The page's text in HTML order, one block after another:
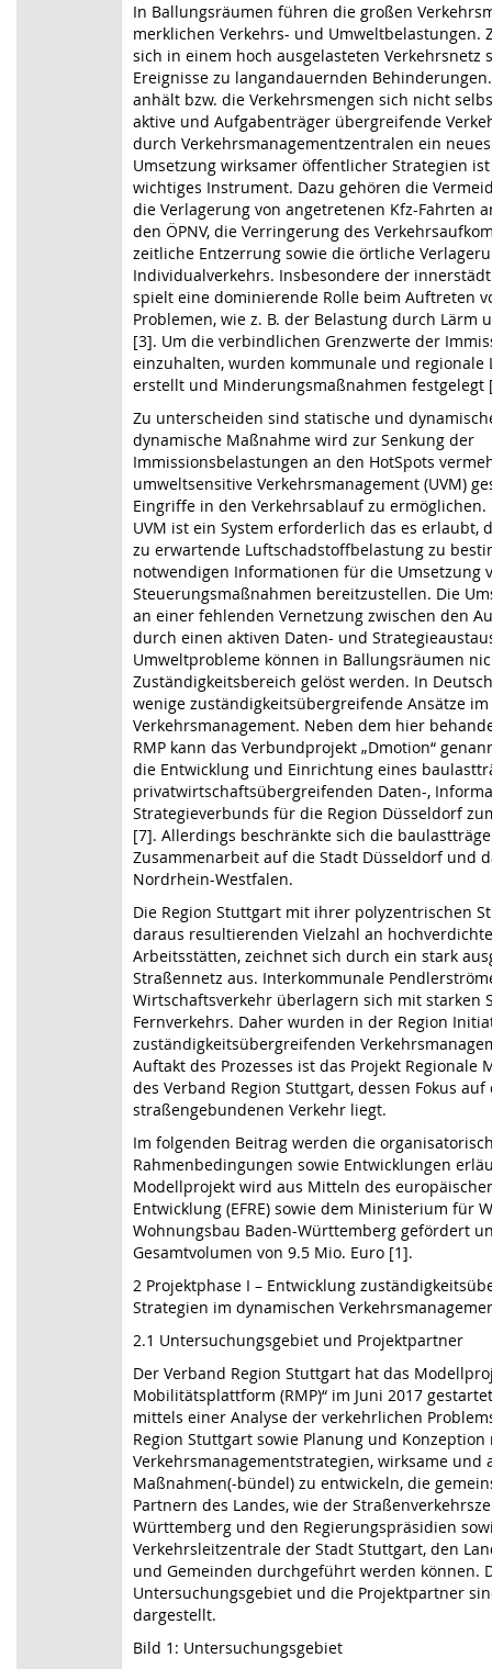
In Ballungsräumen führen die großen
merklichen Verkehrs- und Umweltbelastungen.
sich in einem hoch ausgelasteten Verkehrsnetz
Ereignisse zu langandauernden
anhält bzw. die Verkehrsmengen sich nicht
aktive und Aufgabenträger übergreifende
durch Verkehrsmanagementzentralen ein
Umsetzung wirksamer öffentlicher Strategien
wichtiges Instrument. Dazu gehören die
die Verlagerung von angetretenen Kfz-Fahrten
den ÖPNV, die Verringerung des
zeitliche Entzerrung sowie die örtliche
Individualverkehrs. Insbesondere der
spielt eine dominierende Rolle beim Auftreten
Problemen, wie z. B. der Belastung durch Lärm
[3]. Um die verbindlichen Grenzwerte der
einzuhalten, wurden kommunale und
erstellt und Minderungsmaßnahmen festgelegt
Zu unterscheiden sind statische und
dynamische Maßnahme wird zur Senkung der
Immissionsbelastungen an den HotSpots
umweltsensitive Verkehrsmanagement (UVM)
Eingriffe in den Verkehrsablauf zu ermöglichen.
UVM ist ein System erforderlich das es erlaubt,
zu erwartende Luftschadstoffbelastung zu
notwendigen Informationen für die Umsetzung
Steuerungsmaßnahmen bereitzustellen. Die
an einer fehlenden Vernetzung zwischen den
durch einen aktiven Daten- und
Umweltprobleme können in Ballungsräumen
Zuständigkeitsbereich gelöst werden. In
wenige zuständigkeitsübergreifende Ansätze
Verkehrsmanagement. Neben dem hier
RMP kann das Verbundprojekt „Dmotion“
die Entwicklung und Einrichtung eines
privatwirtschaftsübergreifenden Daten-,
Strategieverbunds für die Region Düsseldorf
[7]. Allerdings beschränkte sich die
Zusammenarbeit auf die Stadt Düsseldorf und
Nordrhein-Westfalen.
Die Region Stuttgart mit ihrer polyzentrischen
daraus resultierenden Vielzahl an
Arbeitsstätten, zeichnet sich durch ein stark
Straßennetz aus. Interkommunale
Wirtschaftsverkehr überlagern sich mit starken
Fernverkehrs. Daher wurden in der Region
zuständigkeitsübergreifenden
Auftakt des Prozesses ist das Projekt
des Verband Region Stuttgart, dessen Fokus auf
straßengebundenen Verkehr liegt.
Im folgenden Beitrag werden die
Rahmenbedingungen sowie Entwicklungen
Modellprojekt wird aus Mitteln des
Entwicklung (EFRE) sowie dem Ministerium für
Wohnungsbau Baden-Württemberg gefördert
Gesamtvolumen von 9.5 Mio. Euro [1].
2 Projektphase I – Entwicklung
Strategien im dynamischen
2.1 Untersuchungsgebiet und Projektpartner
Der Verband Region Stuttgart hat das
Mobilitätsplattform (RMP)“ im Juni 2017
mittels einer Analyse der verkehrlichen
Region Stuttgart sowie Planung und Konzeption
Verkehrsmanagementstrategien, wirksame und
Maßnahmen(-bündel) zu entwickeln, die
Partnern des Landes, wie der
Württemberg und den Regierungspräsidien
Verkehrsleitzentrale der Stadt Stuttgart, den
und Gemeinden durchgeführt werden können.
Untersuchungsgebiet und die Projektpartner
dargestellt.
Bild 1: Untersuchungsgebiet